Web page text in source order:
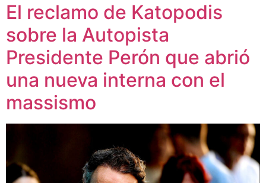
El reclamo de Katopodis
sobre la Autopista
Presidente Perón que abrió
una nueva interna con el
massismo